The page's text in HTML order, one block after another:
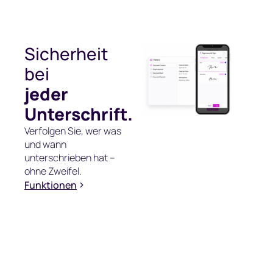
Sicherheit
bei
jeder
Unterschrift.
Verfolgen Sie, wer was
und wann
unterschrieben hat –
ohne Zweifel.
Funktionen